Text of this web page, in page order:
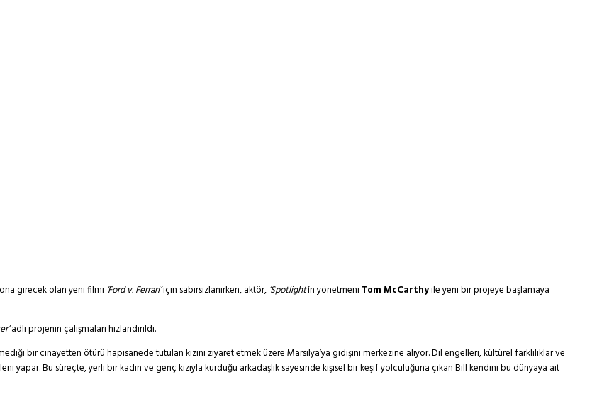
girecek olan yeni filmi ‘Ford v. Ferrari’için sabırsızlanırken, aktör, ‘Spotlight’ın yönetmeni Tom McCarthyile yeni bir projeye başlamaya
adlı projenin çalışmaları hızlandırıldı.
bir cinayetten ötürü hapisanede tutulan kızını ziyaret etmek üzere Marsilya’ya gidişini merkezine alıyor. Dil engelleri, kültürel farklılıklar ve
yapar. Bu süreçte, yerli bir kadın ve genç kızıyla kurduğu arkadaşlık sayesinde kişisel bir keşif yolculuğuna çıkan Bill kendini bu dünyaya ait